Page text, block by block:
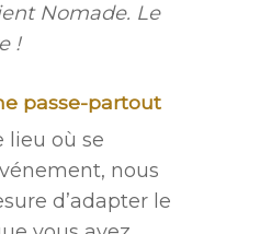
Nomade. Le
!
passe-partout
lieu où se
nous
d’adapter le